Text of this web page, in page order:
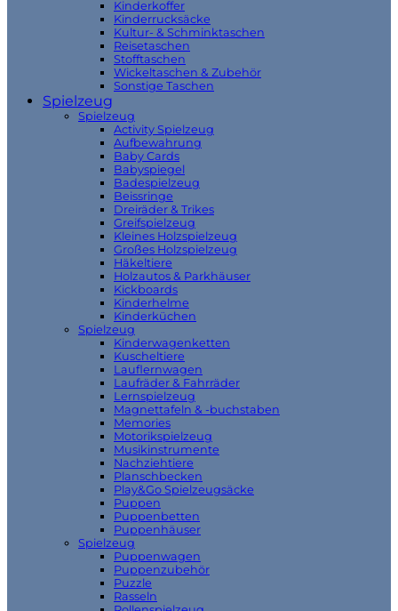
Kinderkoffer
Kinderrucksäcke
Kultur- & Schminktaschen
Reisetaschen
Stofftaschen
Wickeltaschen & Zubehör
Sonstige Taschen
Spielzeug
Spielzeug
Activity Spielzeug
Aufbewahrung
Baby Cards
Babyspiegel
Badespielzeug
Beissringe
Dreiräder & Trikes
Greifspielzeug
Kleines Holzspielzeug
Großes Holzspielzeug
Häkeltiere
Holzautos & Parkhäuser
Kickboards
Kinderhelme
Kinderküchen
Spielzeug
Kinderwagenketten
Kuscheltiere
Lauflernwagen
Laufräder & Fahrräder
Lernspielzeug
Magnettafeln & -buchstaben
Memories
Motorikspielzeug
Musikinstrumente
Nachziehtiere
Planschbecken
Play&Go Spielzeugsäcke
Puppen
Puppenbetten
Puppenhäuser
Spielzeug
Puppenwagen
Puppenzubehör
Puzzle
Rasseln